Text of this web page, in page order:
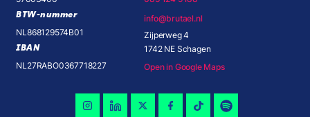
BTW-nummer
NL868129574B01
IBAN
NL27RABO0367718227
info@brutael.nl
Zijperweg 4
1742 NE Schagen
Open in Google Maps